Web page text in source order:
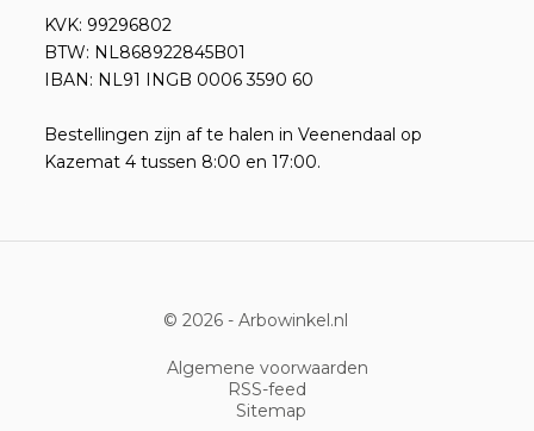
KVK: 99296802
BTW: NL868922845B01
IBAN: NL91 INGB 0006 3590 60
Bestellingen zijn af te halen in Veenendaal op
Kazemat 4 tussen 8:00 en 17:00.
© 2026 - Arbowinkel.nl
Algemene voorwaarden
RSS-feed
Sitemap